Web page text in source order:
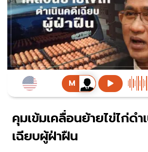
คุมเข้มเคลื่อนย้ายไข่ไก่ด
เฉียบผู้ฝ่าฝืน